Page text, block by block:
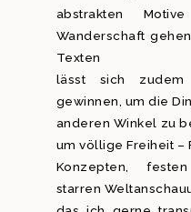
abstrakten
Wanderschaft
Texten
lässt sich
gewinnen, um die
anderen Winkel zu
um völlige Freiheit –
Konzepten,
starren